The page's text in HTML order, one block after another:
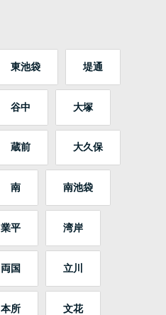
東池袋 堤通
谷中 大塚
蔵前 大久保
南 南池袋
業平 湾岸
両国 立川
本所 文花